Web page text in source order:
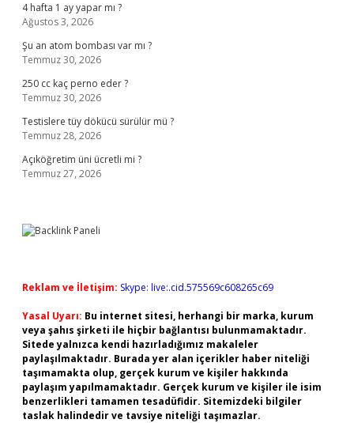
4 hafta 1 ay yapar mı ?
Ağustos 3, 2026
Şu an atom bombası var mı ?
Temmuz 30, 2026
250 cc kaç perno eder ?
Temmuz 30, 2026
Testislere tüy dökücü sürülür mü ?
Temmuz 28, 2026
Açıköğretim üni ücretli mi ?
Temmuz 27, 2026
Reklam ve İletişim: Skype: live:.cid.575569c608265c69
Yasal Uyarı: Bu internet sitesi, herhangi bir marka, kurum
veya şahıs şirketi ile hiçbir bağlantısı bulunmamaktadır.
Sitede yalnızca kendi hazırladığımız makaleler
paylaşılmaktadır. Burada yer alan içerikler haber niteliği
taşımamakta olup, gerçek kurum ve kişiler hakkında
paylaşım yapılmamaktadır. Gerçek kurum ve kişiler ile isim
benzerlikleri tamamen tesadüfidir. Sitemizdeki bilgiler
taslak halindedir ve tavsiye niteliği taşımazlar.